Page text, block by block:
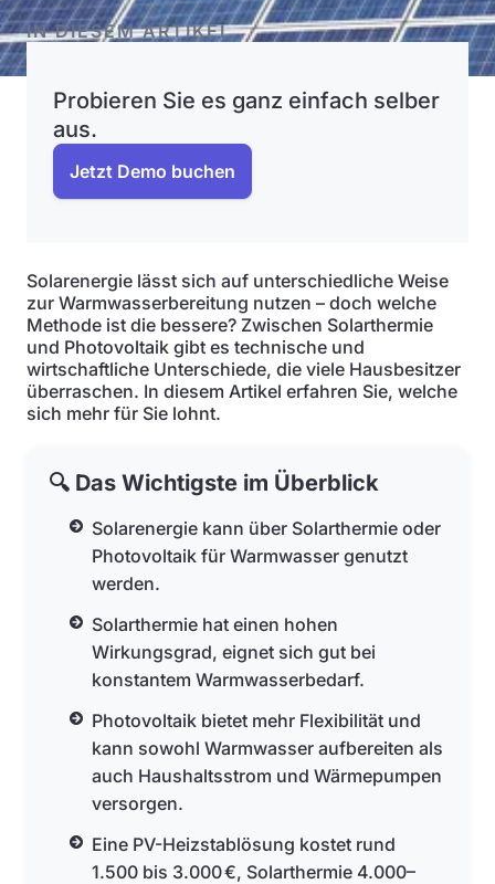
IN DIESEM ARTIKEL
Probieren Sie es ganz einfach selber
aus.
Jetzt Demo buchen
Solarenergie lässt sich auf unterschiedliche Weise
zur Warmwasserbereitung nutzen – doch welche
Methode ist die bessere? Zwischen Solarthermie
und Photovoltaik gibt es technische und
wirtschaftliche Unterschiede, die viele Hausbesitzer
überraschen. In diesem Artikel erfahren Sie, welche
sich mehr für Sie lohnt.
🔍 Das Wichtigste im Überblick
Solarenergie kann über Solarthermie oder
Photovoltaik für Warmwasser genutzt
werden.
Solarthermie hat einen hohen
Wirkungsgrad, eignet sich gut bei
konstantem Warmwasserbedarf.
Photovoltaik bietet mehr Flexibilität und
kann sowohl Warmwasser aufbereiten als
auch Haushaltsstrom und Wärmepumpen
versorgen.
Eine PV-Heizstablösung kostet rund
1.500 bis 3.000 €, Solarthermie 4.000–